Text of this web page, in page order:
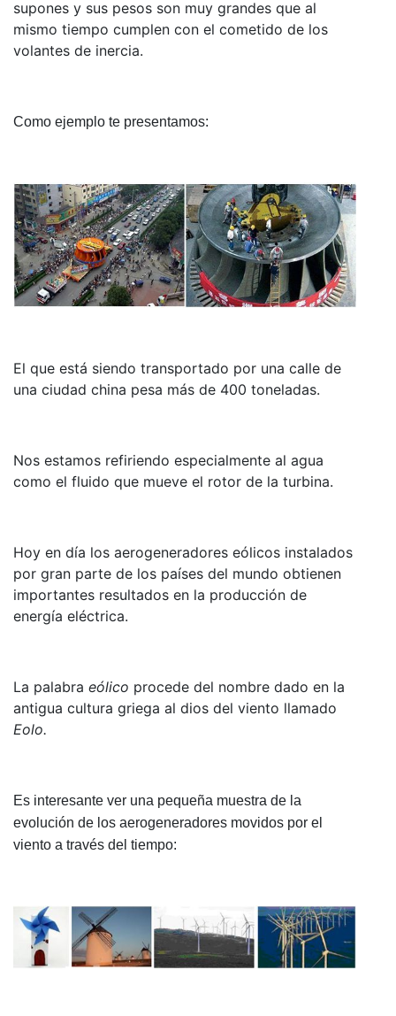
supones y sus pesos son muy grandes que al
mismo tiempo cumplen con el cometido de los
volantes de inercia.
Como ejemplo te presentamos:
El que está siendo transportado por una calle de
una ciudad china pesa más de 400 toneladas.
Nos estamos refiriendo especialmente al agua
como el fluido que mueve el rotor de la turbina.
Hoy en día los aerogeneradores eólicos instalados
por gran parte de los países del mundo obtienen
importantes resultados en la producción de
energía eléctrica.
La palabra eólico procede del nombre dado en la
antigua cultura griega al dios del viento llamado
Eolo.
Es interesante ver una pequeña muestra de la
evolución de los aerogeneradores movidos por el
viento a través del tiempo: